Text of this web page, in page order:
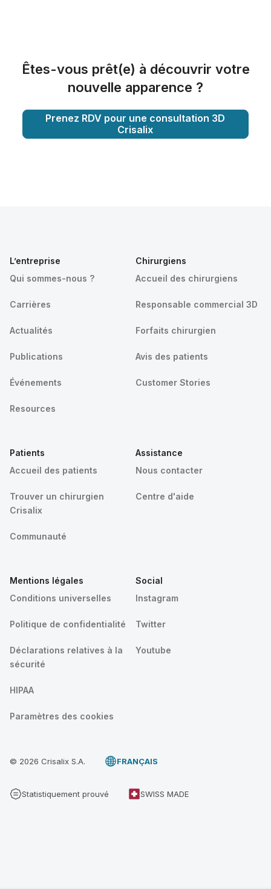
Êtes-vous prêt(e) à découvrir votre
nouvelle apparence ?
Prenez RDV pour une consultation 3D
Crisalix
L’entreprise
Qui sommes-nous ?
Carrières
Actualités
Publications
Événements
Resources
Chirurgiens
Accueil des chirurgiens
Responsable commercial 3D
Forfaits chirurgien
Avis des patients
Customer Stories
Patients
Accueil des patients
Trouver un chirurgien
Crisalix
Communauté
Assistance
Nous contacter
Centre d'aide
Mentions légales
Conditions universelles
Politique de confidentialité
Déclarations relatives à la
sécurité
HIPAA
Paramètres des cookies
Social
Instagram
Twitter
Youtube
© 2026 Crisalix S.A. FRANÇAIS
Statistiquement prouvé SWISS MADE